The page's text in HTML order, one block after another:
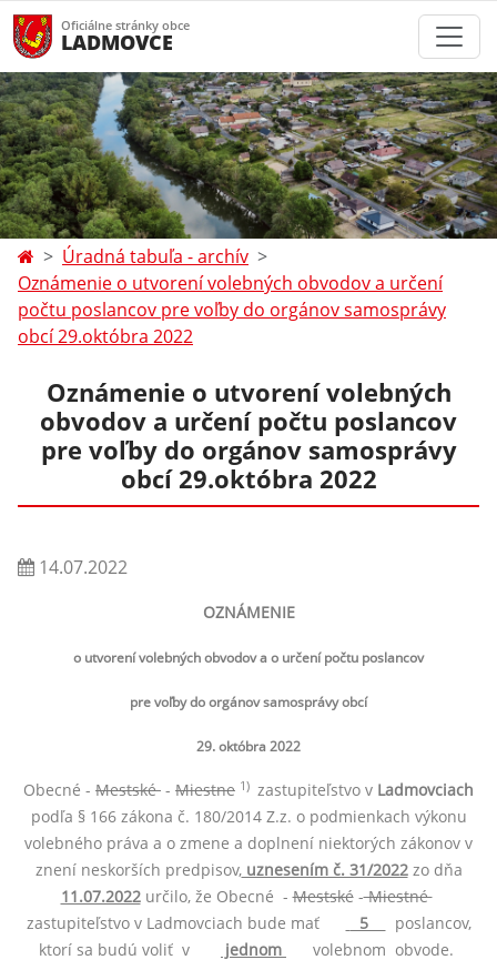
Oficiálne stránky obce
LADMOVCE
Úradná tabuľa - archív
Oznámenie o utvorení volebných obvodov a určení
počtu poslancov pre voľby do orgánov samosprávy
obcí 29.októbra 2022
Oznámenie o utvorení volebných
obvodov a určení počtu poslancov
pre voľby do orgánov samosprávy
obcí 29.októbra 2022
14.07.2022
OZNÁMENIE
o utvorení volebných obvodov a o určení počtu poslancov
pre voľby do orgánov samosprávy obcí
29. októbra 2022
Obecné - Mestské - Miestne 1) zastupiteľstvo v Ladmovciach
podľa § 166 zákona č. 180/2014 Z.z. o podmienkach výkonu
volebného práva a o zmene a doplnení niektorých zákonov v
znení neskorších predpisov,uznesením č. 31/2022zo dňa
11.07.2022určilo, že Obecné -Mestské-Miestné
zastupiteľstvo v Ladmovciach bude mať
5
poslancov,
ktorí sa budú voliť v
jednom volebnom obvode.